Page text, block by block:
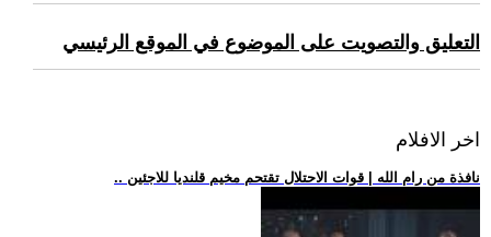
التعليق والتصويت على الموضوع في الموقع الرئيسي
اخر الافلام
.. نافذة من رام الله | قوات الاحتلال تقتحم مخيم قلنديا للاجئين